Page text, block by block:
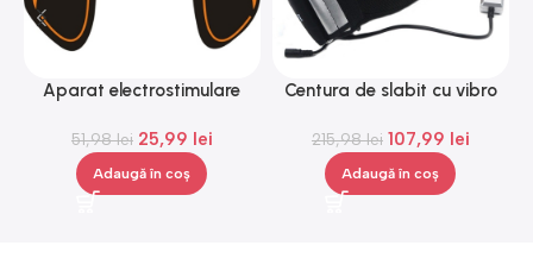
Aparat electrostimulare
nivele, negru, portocaliu,
Gonga®
51,98lei 25,99 lei
Adaugă în coș
Centura de slabit cu vibro
telecomanda, negru
215,98lei 107,99 lei
Adaugă în coș